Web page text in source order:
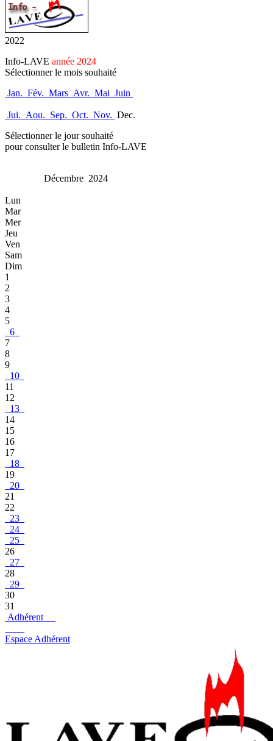
2022
Info-LAVE année 2024
Sélectionner le mois souhaité
Jan. Fév. Mars Avr. Mai Juin
Jui. Aou. Sep. Oct. Nov. Dec.
Sélectionner le jour souhaité
pour consulter le bulletin Info-LAVE
Décembre 2024
Lun
Mar
Mer
Jeu
Ven
Sam
Dim
1
2
3
4
5
6
7
8
9
10
11
12
13
14
15
16
17
18
19
20
21
22
23
24
25
26
27
28
29
30
31
Adhérent
Espace Adhérent